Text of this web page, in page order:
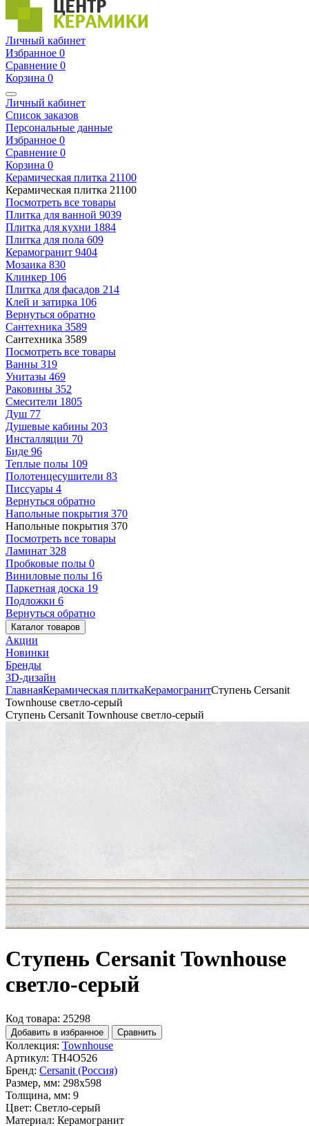
Личный кабинет
Избранное 0
Сравнение 0
Корзина 0
Личный кабинет
Список заказов
Персональные данные
Избранное 0
Сравнение 0
Корзина 0
Керамическая плитка 21100
Керамическая плитка 21100
Посмотреть все товары
Плитка для ванной 9039
Плитка для кухни 1884
Плитка для пола 609
Керамогранит 9404
Мозаика 830
Клинкер 106
Плитка для фасадов 214
Клей и затирка 106
Вернуться обратно
Сантехника 3589
Сантехника 3589
Посмотреть все товары
Ванны 319
Унитазы 469
Раковины 352
Смесители 1805
Душ 77
Душевые кабины 203
Инсталляции 70
Биде 96
Теплые полы 109
Полотенцесушители 83
Писсуары 4
Вернуться обратно
Напольные покрытия 370
Напольные покрытия 370
Посмотреть все товары
Ламинат 328
Пробковые полы 0
Виниловые полы 16
Паркетная доска 19
Подложки 6
Вернуться обратно
Каталог товаров
Акции
Новинки
Бренды
3D-дизайн
ГлавнаяКерамическая плиткаКерамогранитСтупень Cersanit
Townhouse светло-серый
Ступень Cersanit Townhouse светло-серый
Ступень Cersanit Townhouse
светло-серый
Код товара: 25298
Добавить в избранное Сравнить
Коллекция: Townhouse
Артикул: TH4O526
Бренд: Cersanit (Россия)
Размер, мм: 298x598
Толщина, мм: 9
Цвет: Светло-серый
Материал: Керамогранит